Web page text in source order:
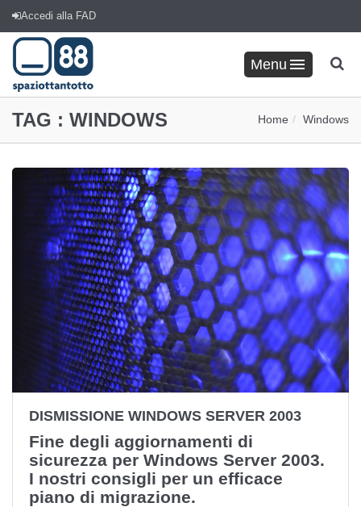
Accedi alla FAD
Menu
TAG : WINDOWS Home Windows
DISMISSIONE WINDOWS SERVER 2003
Fine degli aggiornamenti di
sicurezza per Windows Server 2003.
I nostri consigli per un efficace
piano di migrazione.